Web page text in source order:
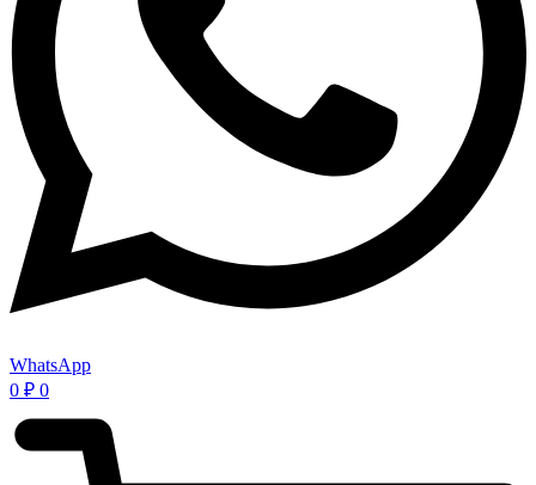
WhatsApp
0 ₽ 0